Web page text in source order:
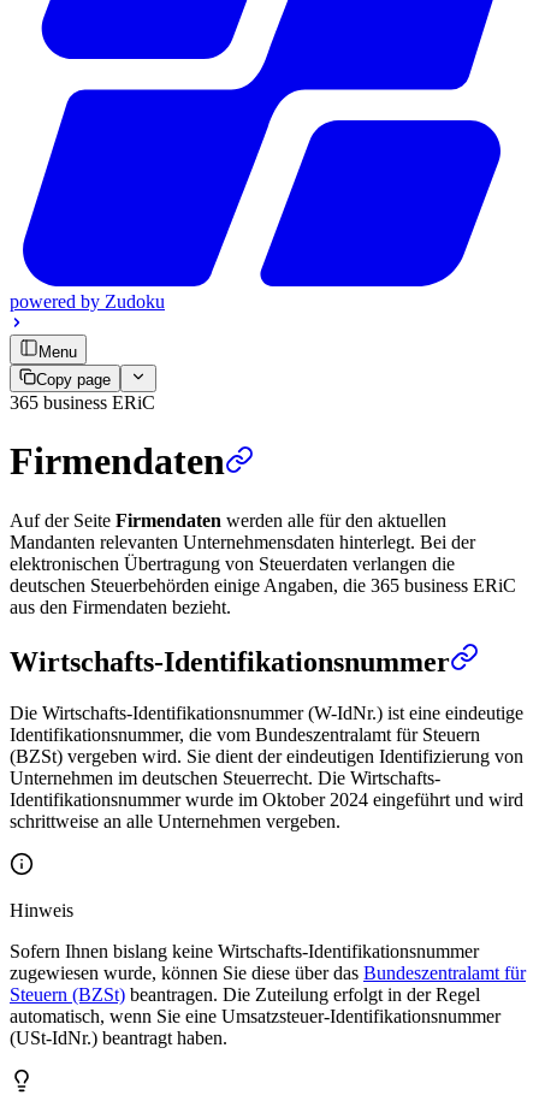
powered by Zudoku
Menu
Copy page
365 business ERiC
Firmendaten
Auf der Seite Firmendaten werden alle für den aktuellen
Mandanten relevanten Unternehmensdaten hinterlegt. Bei der
elektronischen Übertragung von Steuerdaten verlangen die
deutschen Steuerbehörden einige Angaben, die 365 business ERiC
aus den Firmendaten bezieht.
Wirtschafts-Identifikationsnummer
Die Wirtschafts-Identifikationsnummer (W-IdNr.) ist eine eindeutige
Identifikationsnummer, die vom Bundeszentralamt für Steuern
(BZSt) vergeben wird. Sie dient der eindeutigen Identifizierung von
Unternehmen im deutschen Steuerrecht. Die Wirtschafts-
Identifikationsnummer wurde im Oktober 2024 eingeführt und wird
schrittweise an alle Unternehmen vergeben.
Hinweis
Sofern Ihnen bislang keine Wirtschafts-Identifikationsnummer
zugewiesen wurde, können Sie diese über das Bundeszentralamt für
Steuern (BZSt) beantragen. Die Zuteilung erfolgt in der Regel
automatisch, wenn Sie eine Umsatzsteuer-Identifikationsnummer
(USt-IdNr.) beantragt haben.